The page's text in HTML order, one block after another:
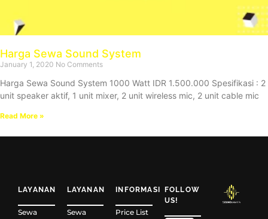
Harga Sewa Sound System
January 1, 2020 No Comments
Harga Sewa Sound System 1000 Watt IDR 1.500.000 Spesifikasi : 2
unit speaker aktif, 1 unit mixer, 2 unit wireless mic, 2 unit cable mic
Read More »
LAYANAN
Sewa
LAYANAN
Sewa
INFORMASI
Price List
FOLLOW
US!